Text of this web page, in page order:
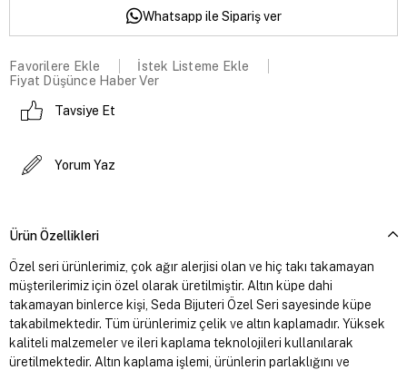
Whatsapp ile Sipariş ver
Favorilere Ekle
İstek Listeme Ekle
Fiyat Düşünce Haber Ver
Tavsiye Et
Yorum Yaz
Ürün Özellikleri
Özel seri ürünlerimiz, çok ağır alerjisi olan ve hiç takı takamayan
müşterilerimiz için özel olarak üretilmiştir. Altın küpe dahi
takamayan binlerce kişi, Seda Bijuteri Özel Seri sayesinde küpe
takabilmektedir. Tüm ürünlerimiz çelik ve altın kaplamadır. Yüksek
kaliteli malzemeler ve ileri kaplama teknolojileri kullanılarak
üretilmektedir. Altın kaplama işlemi, ürünlerin parlaklığını ve